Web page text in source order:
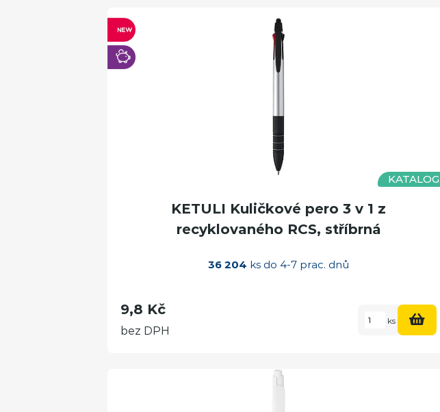
KATALOG
KETULI Kuličkové pero 3 v 1 z
recyklovaného RCS, stříbrná
36 204 ks do 4-7 prac. dnů
9,8 Kč
bez DPH
ks